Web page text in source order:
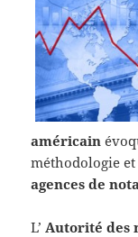
américain
méthodologie
agences de
L’ Autorité des